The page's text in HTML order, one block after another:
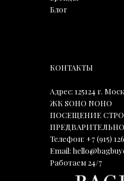
Блог
КОНТАКТЫ
Адрес: 125124 г.
ЖК SOHO NOHO
ПОСЕЩЕНИЕ
Телефон: +7 (915)
Email:
Работаем 24/7